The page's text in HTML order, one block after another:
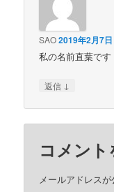
SAO2019年2月7
私の名前直葉です
返信 ↓
コメント
メールアドレス